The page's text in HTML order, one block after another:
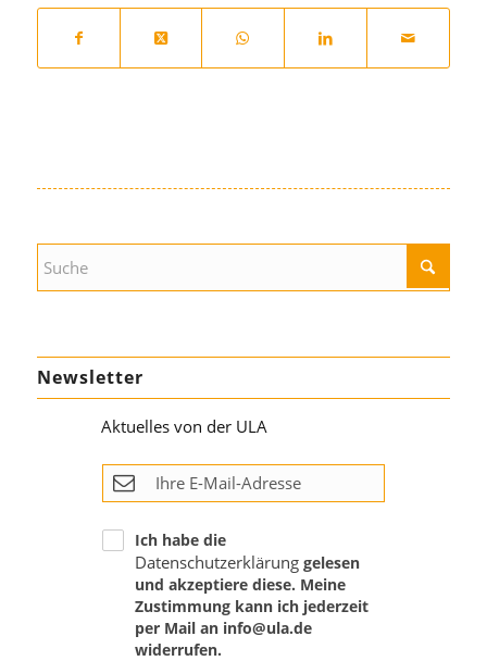
Newsletter
Aktuelles von der ULA
Ich habe die
Datenschutzerklärung gelesen
und akzeptiere diese. Meine
Zustimmung kann ich jederzeit
per Mail an info@ula.de
widerrufen.